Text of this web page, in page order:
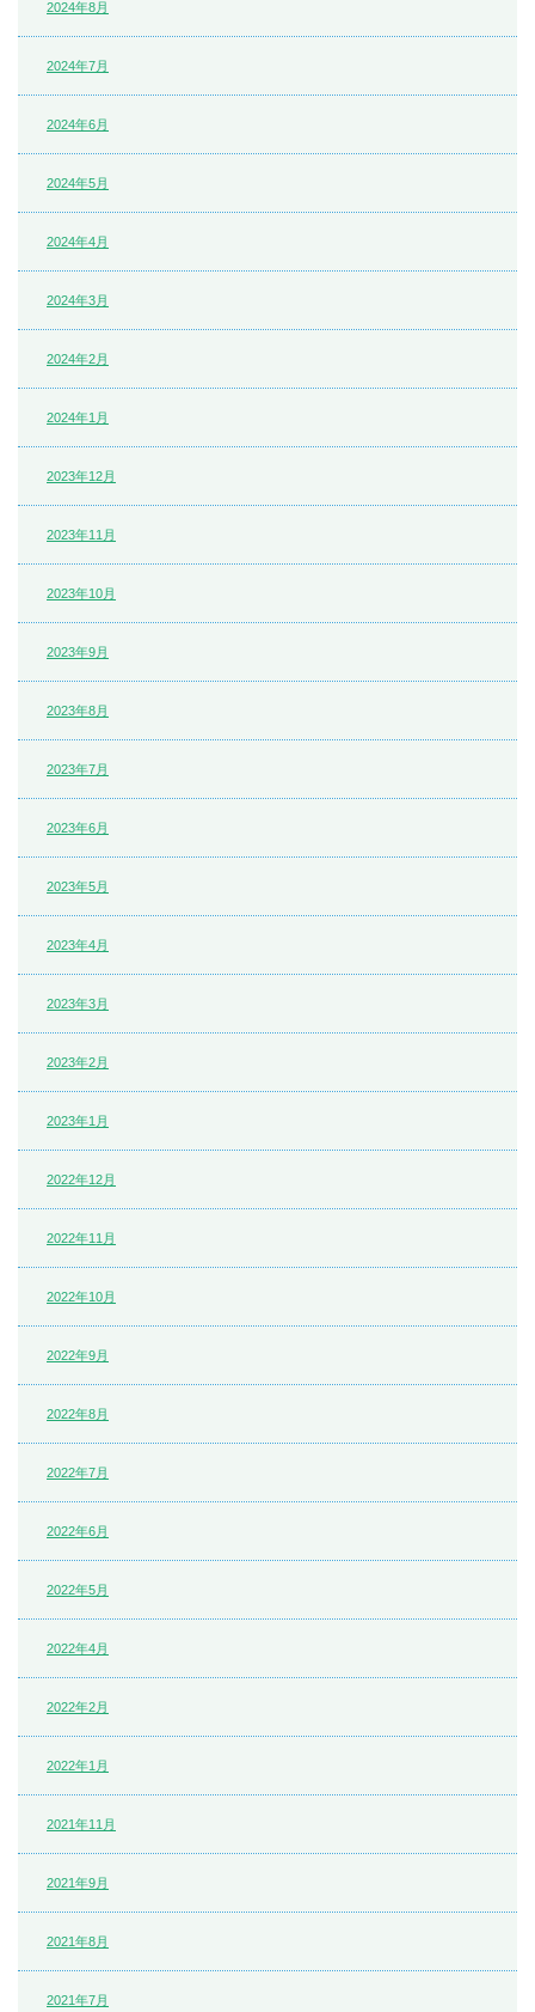
2024年8月
2024年7月
2024年6月
2024年5月
2024年4月
2024年3月
2024年2月
2024年1月
2023年12月
2023年11月
2023年10月
2023年9月
2023年8月
2023年7月
2023年6月
2023年5月
2023年4月
2023年3月
2023年2月
2023年1月
2022年12月
2022年11月
2022年10月
2022年9月
2022年8月
2022年7月
2022年6月
2022年5月
2022年4月
2022年2月
2022年1月
2021年11月
2021年9月
2021年8月
2021年7月